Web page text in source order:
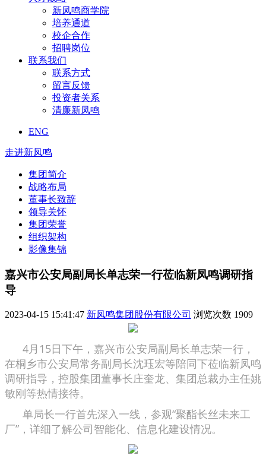
新凤鸣商学院
培养通道
校企合作
招聘岗位
联系我们
联系方式
留言反馈
投资者关系
清廉新凤鸣
ENG
走进新凤鸣
集团简介
战略布局
董事长致辞
领导关怀
集团荣誉
组织架构
影像集锦
嘉兴市公安局副局长单志荣一行莅临新凤鸣调研指
导
2023-04-15 15:41:47 新凤鸣集团股份有限公司 浏览次数 1909
4月15日下午，嘉兴市公安局副局长单志荣一行，
在桐乡市公安局常务副局长沈珏宏等陪同下莅临新凤鸣
调研指导，控股集团董事长庄奎龙、集团总裁办主任姚
敏刚等热情接待。
单局长一行首先深入一线，参观“聚酯长丝未来工
厂”，详细了解公司智能化、信息化建设情况。